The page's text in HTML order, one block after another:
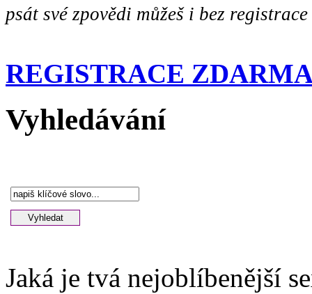
psát své zpovědi můžeš i bez registrace
REGISTRACE
Vyhledávání
Jaká je tvá nejoblíbenější